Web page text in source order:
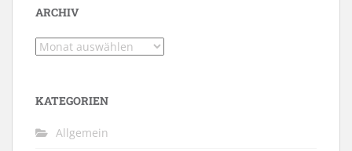
ARCHIV
Archiv
KATEGORIEN
Allgemein